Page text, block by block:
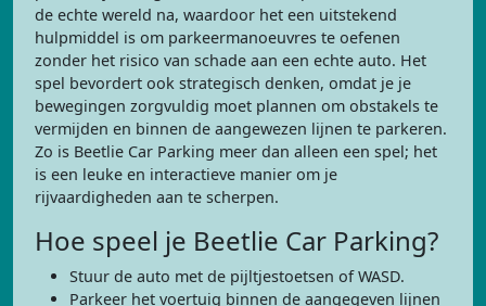
de echte wereld na, waardoor het een uitstekend
hulpmiddel is om parkeermanoeuvres te oefenen
zonder het risico van schade aan een echte auto. Het
spel bevordert ook strategisch denken, omdat je je
bewegingen zorgvuldig moet plannen om obstakels te
vermijden en binnen de aangewezen lijnen te parkeren.
Zo is Beetlie Car Parking meer dan alleen een spel; het
is een leuke en interactieve manier om je
rijvaardigheden aan te scherpen.
Hoe speel je Beetlie Car Parking?
Stuur de auto met de pijltjestoetsen of WASD.
Parkeer het voertuig binnen de aangegeven lijnen